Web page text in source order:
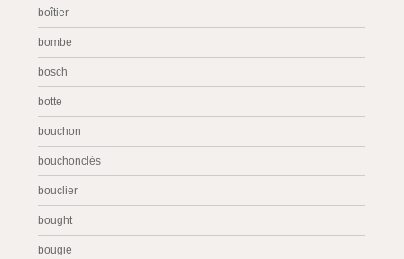
boîtier
bombe
bosch
botte
bouchon
bouchonclés
bouclier
bought
bougie